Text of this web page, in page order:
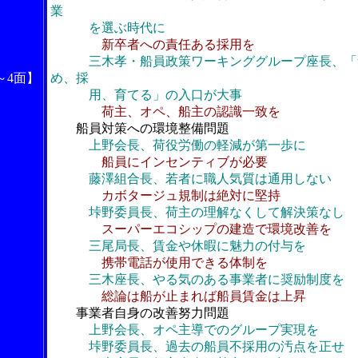
4面】
業
を選ぶ時代に
新卒者への責任ある採用を
三木孝・船員政策ワーキンググループ座長、
め、採
用、育てる」の入口が大事
荷主、オペ、船主の認識一致を
船員対策への環境整備問題
上野会長、荷役労働の軽減が第一歩に
船員にインセンティブが必要
藤澤組合長、若者に職人気質は通用しない
カボタージュ規制は絶対に堅持
垰野委員長、荷主の理解なくして解決策なし
スーパーエコシップの建造で環境改善を
三尾局長、賃金や休暇に魅力の付与を
携帯電話が使用できる体制を
三木座長、やる気のある事業者に奨励制度を
総論は船が止まれば船員賃金は上昇
事業者自身の改善努力問題
上野会長、オペ主導でのグループ実現を
垰野委員長、過去の船員不採用の汚点を正せ